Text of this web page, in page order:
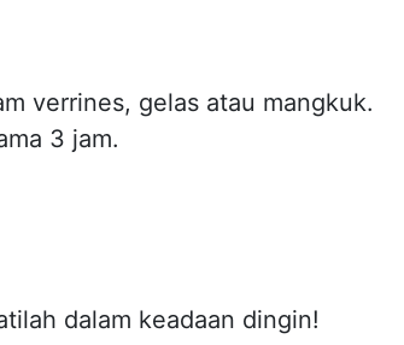
verrines, gelas atau mangkuk.
3 jam.
dalam keadaan dingin!